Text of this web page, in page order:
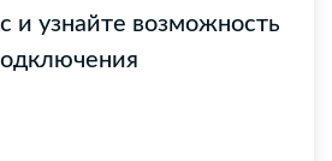
и узнайте возможность